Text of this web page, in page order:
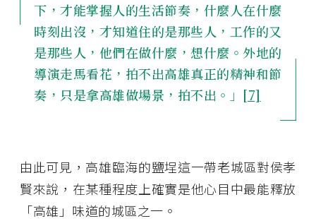
下，才能掌握人的生活節奏，什麼人在什麼
時刻出沒，才知道住的是那些人，工作的又
是那些人，他們在做什麼，想什麼。外地的
導演走馬看花，拍不出高雄真正的精神和節
奏，只是拿高雄做場景，拍不出。」 [7]
由此可見，高雄臨海的鹽埕這一帶老城區對侯孝
賢來說，在某種程度上確實是他心目中最能釋放
「高雄」味道的城區之一。